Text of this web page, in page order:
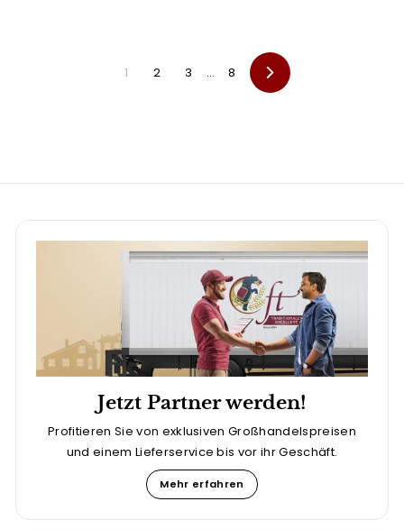
1 2 3 … 8
Vorwärts
Jetzt Partner werden!
Profitieren Sie von exklusiven Großhandelspreisen
und einem Lieferservice bis vor ihr Geschäft.
Mehr erfahren